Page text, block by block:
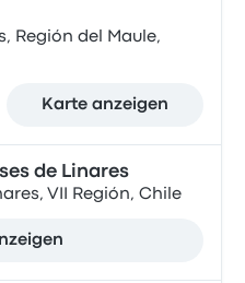
Región del Maule,
Karte anzeigen
de Linares
VII Región, Chile